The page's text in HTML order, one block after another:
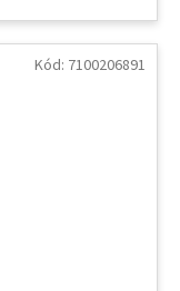
Kód: 7100206891